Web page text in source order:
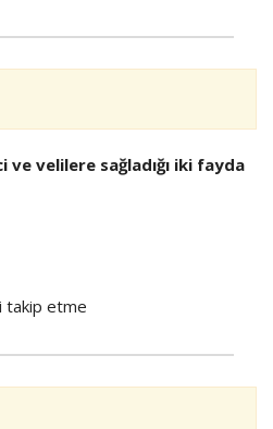
ve velilere sağladığı iki fayda
takip etme